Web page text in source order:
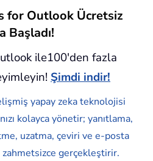
for Outlook Ücretsiz
Başladı!
ile100'den fazla
Şimdi indir!
yapay zeka teknolojisi
kolayca yönetir; yanıtlama,
uzatma, çeviri ve e-posta
gerçekleştirir.